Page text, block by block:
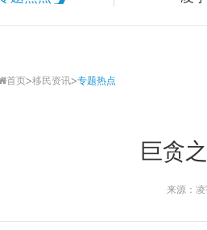
首页>移民资讯>专题热点
巨贪
来源：